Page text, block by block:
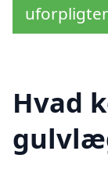
Hvad